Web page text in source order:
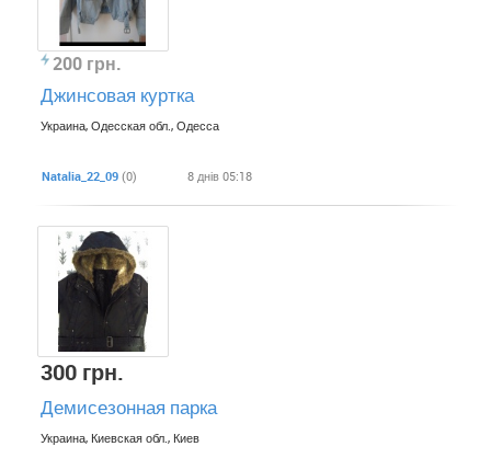
200 грн.
Джинсовая куртка
Украина, Одесская обл., Одесса
Natalia_22_09 (0) 8 днів 05:18
300 грн.
Демисезонная парка
Украина, Киевская обл., Киев